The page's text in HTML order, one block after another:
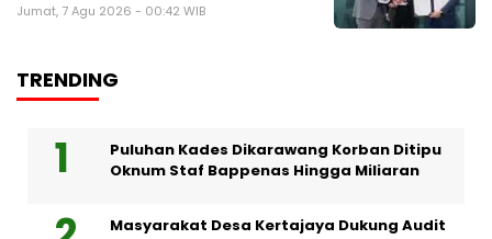
Jumat, 7 Agu 2026 - 00:42 WIB
TRENDING
Puluhan Kades Dikarawang Korban Ditipu
Oknum Staf Bappenas Hingga Miliaran
Masyarakat Desa Kertajaya Dukung Audit